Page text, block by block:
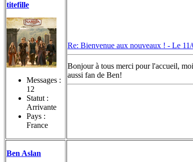
titefille
Messages :
12
Statut :
Arrivante
Pays :
France
Re: Bienvenue aux nouveaux ! - Le 11/
Bonjour à tous merci pour l'accueil,
aussi fan de Ben!
Ben Aslan